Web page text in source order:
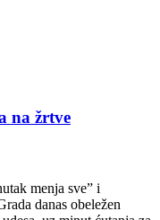
na žrtve
menja sve” i
danas obeležen